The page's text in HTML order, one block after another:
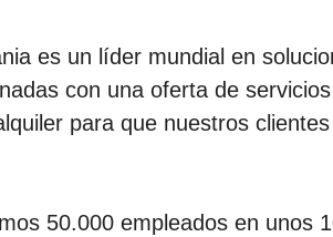
es un líder mundial en
con una oferta de
para que nuestros
50.000 empleados en unos